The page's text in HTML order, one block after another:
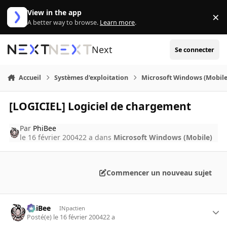
Aller au contenu
View in the app
A better way to browse. Learn more. ×
Next Se connecter
Accueil Systèmes d'exploitation Microsoft Windows
[LOGICIEL] Logiciel de chargement
Par PhiBee
le 16 février 200422 a dans Microsoft Windows (Mobile)
Commencer un nouveau sujet
PhiBee INpactien
Posté(e) le 16 février 200422 a